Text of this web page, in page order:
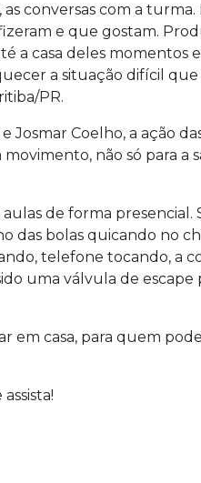
conversas com a
e que gostam.
a casa deles momentos
a situação difícil que
PR.
Josmar Coelho, a ação
não só para a
aulas de forma
bolas quicando no
telefone tocando,
uma válvula de escape
em casa, para quem
assista!